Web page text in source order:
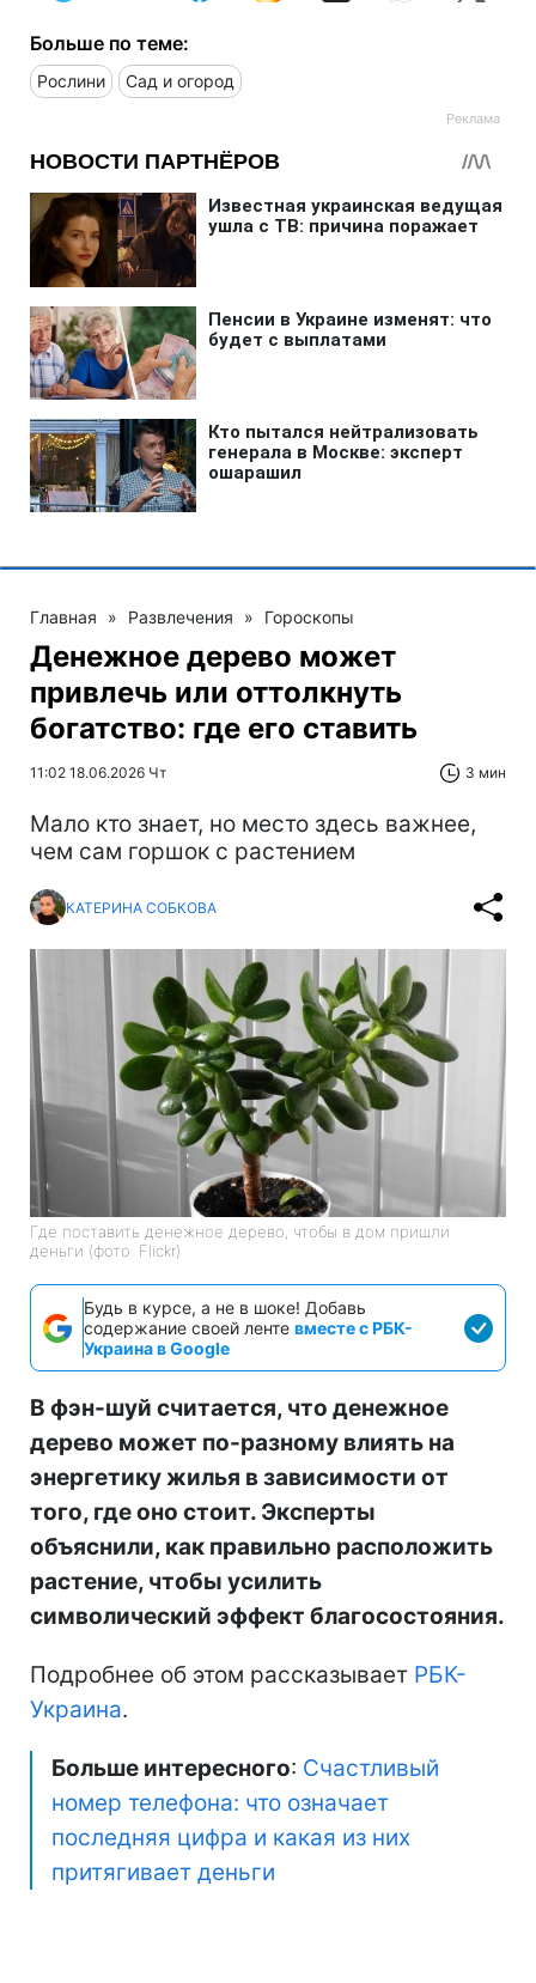
Больше по теме:
Рослини Сад и огород
Главная » Развлечения » Гороскопы
Денежное дерево может
привлечь или оттолкнуть
богатство: где его ставить
11:02 18.06.2026 Чт 3 мин
Мало кто знает, но место здесь важнее,
чем сам горшок с растением
КАТЕРИНА СОБКОВА
Где поставить денежное дерево, чтобы в дом пришли
деньги (фото: Flickr)
Будь в курсе, а не в шоке! Добавь
содержание своей ленте вместе с РБК-
Украина в Google
В фэн-шуй считается, что денежное
дерево может по-разному влиять на
энергетику жилья в зависимости от
того, где оно стоит. Эксперты
объяснили, как правильно расположить
растение, чтобы усилить
символический эффект благосостояния.
Подробнее об этом рассказывает РБК-
Украина.
Больше интересного: Счастливый
номер телефона: что означает
последняя цифра и какая из них
притягивает деньги